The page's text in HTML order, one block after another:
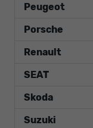
Peugeot
Porsche
Renault
SEAT
Skoda
Suzuki